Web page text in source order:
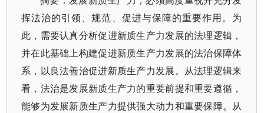
挥法治的引领、规范、促进与保障的重要作用。为
此，需要认真分析促进新质生产力发展的法理逻辑，
并在此基础上构建促进新质生产力发展的法治保障体
系，以良法善治促进新质生产力发展。从法理逻辑来
看，法治是发展新质生产力的重要前提和重要遵循，
能够为发展新质生产力提供强大动力和重要保障。从